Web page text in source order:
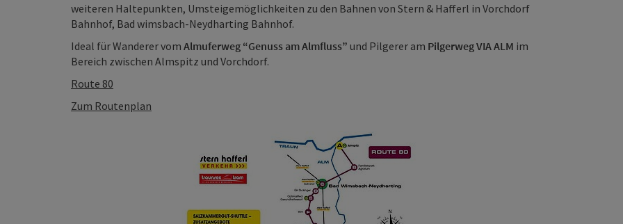
weiteren Haltepunkten, Umsteigemöglichkeiten zu den Bahnen von Stern & Hafferl in Vorchdorf
Bahnhof, Bad wimsbach-Neydharting Bahnhof.
Ideal für Wanderer vom Almuferweg “Genuss am Almfluss” und Pilgerer am Pilgerweg VIA ALM im
Bereich zwischen Almspitz und Vorchdorf.
Route 80
Zum Routenplan